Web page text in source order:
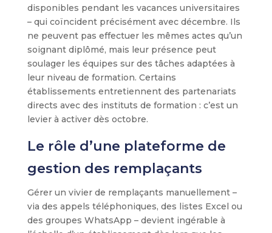
disponibles pendant les vacances universitaires
– qui coïncident précisément avec décembre. Ils
ne peuvent pas effectuer les mêmes actes qu’un
soignant diplômé, mais leur présence peut
soulager les équipes sur des tâches adaptées à
leur niveau de formation. Certains
établissements entretiennent des partenariats
directs avec des instituts de formation : c’est un
levier à activer dès octobre.
Le rôle d’une plateforme de
gestion des remplaçants
Gérer un vivier de remplaçants manuellement –
via des appels téléphoniques, des listes Excel ou
des groupes WhatsApp – devient ingérable à